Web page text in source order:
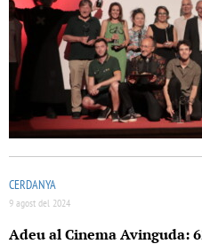
CERDANYA
9 agost del 2024
Adeu al Cinema Avinguda: